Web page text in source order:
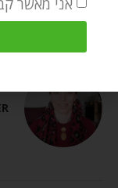
אני מאשר